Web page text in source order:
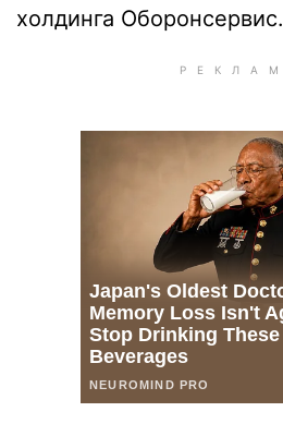
холдинга Оборонсервис.